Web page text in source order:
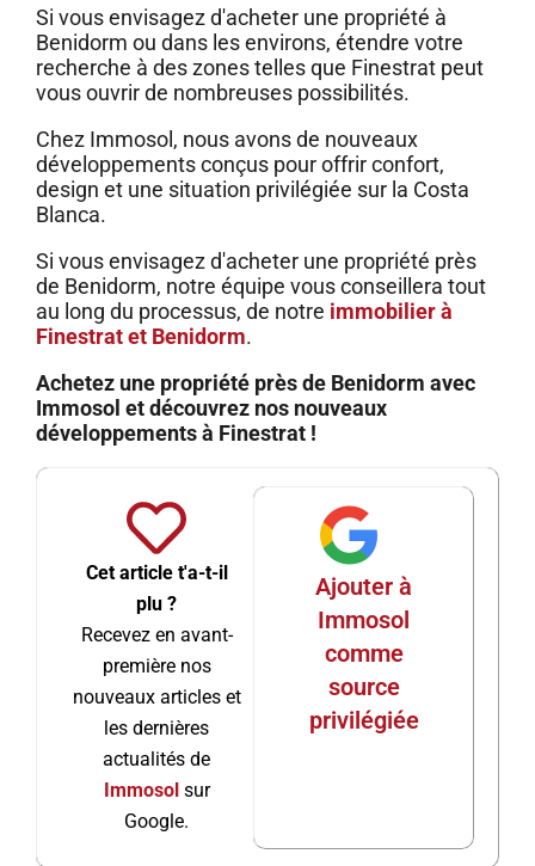
Si vous envisagez d'acheter une propriété à
Benidorm ou dans les environs, étendre votre
recherche à des zones telles que Finestrat peut
vous ouvrir de nombreuses possibilités.
Chez Immosol, nous avons de nouveaux
développements conçus pour offrir confort,
design et une situation privilégiée sur la Costa
Blanca.
Si vous envisagez d'acheter une propriété près
de Benidorm, notre équipe vous conseillera tout
au long du processus, de notre immobilier à
Finestrat et Benidorm.
Achetez une propriété près de Benidorm avec
Immosol et découvrez nos nouveaux
développements à Finestrat !
Cet article t'a-t-il
plu ?
Recevez en avant-
première nos
nouveaux articles et
les dernières
actualités de
Immosol sur
Google.
Ajouter à
Immosol
comme
source
privilégiée